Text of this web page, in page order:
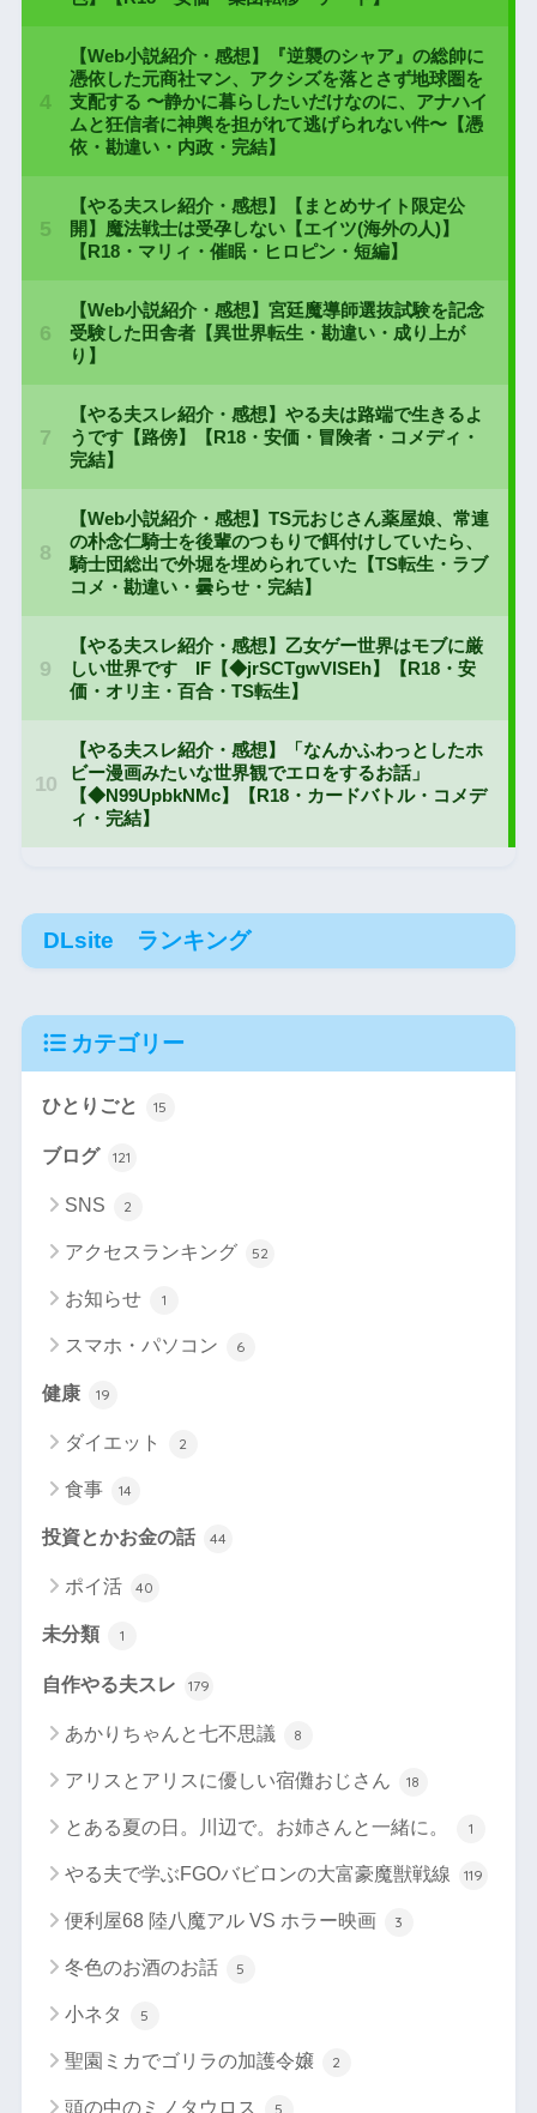
DLsite ランキング
カテゴリー
ひとりごと 15
ブログ 121
SNS 2
アクセスランキング 52
お知らせ 1
スマホ・パソコン 6
健康 19
ダイエット 2
食事 14
投資とかお金の話 44
ポイ活 40
未分類 1
自作やる夫スレ 179
あかりちゃんと七不思議 8
アリスとアリスに優しい宿儺おじさん 18
とある夏の日。川辺で。お姉さんと一緒に。 1
やる夫で学ぶFGOバビロンの大富豪魔獣戦線 119
便利屋68 陸八魔アル VS ホラー映画 3
冬色のお酒のお話 5
小ネタ 5
聖園ミカでゴリラの加護令嬢 2
頭の中のミノタウロス 5